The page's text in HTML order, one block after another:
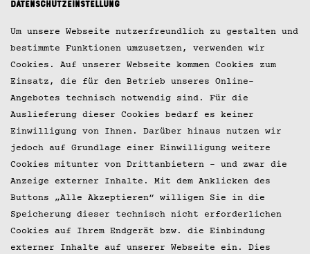
Jobs
Kontakt
Impressum
Datenschutz
Presse
© 2026 Hobenköök GmbH
Datenschutzeinstellung
Um unsere Webseite nutzerfreundlich zu gestalten und
bestimmte Funktionen umzusetzen, verwenden wir
Cookies. Auf unserer Webseite kommen Cookies zum
Einsatz, die für den Betrieb unseres Online-
Angebotes technisch notwendig sind. Für die
Auslieferung dieser Cookies bedarf es keiner
Einwilligung von Ihnen. Darüber hinaus nutzen wir
jedoch auf Grundlage einer Einwilligung weitere
Cookies mitunter von Drittanbietern – und zwar die
Anzeige externer Inhalte. Mit dem Anklicken des
Buttons „Alle Akzeptieren“ willigen Sie in die
Speicherung dieser technisch nicht erforderlichen
Cookies auf Ihrem Endgerät bzw. die Einbindung
externer Inhalte auf unserer Webseite ein. Dies